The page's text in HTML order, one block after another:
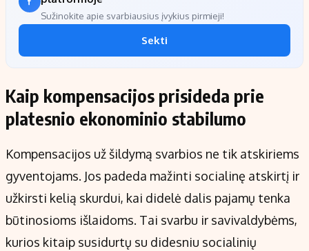
Sužinokite apie svarbiausius įvykius pirmieji!
Sekti
Kaip kompensacijos prisideda prie
platesnio ekonominio stabilumo
Kompensacijos už šildymą svarbios ne tik atskiriems
gyventojams. Jos padeda mažinti socialinę atskirtį ir
užkirsti kelią skurdui, kai didelė dalis pajamų tenka
būtinosioms išlaidoms. Tai svarbu ir savivaldybėms,
kurios kitaip susidurtų su didesniu socialinių